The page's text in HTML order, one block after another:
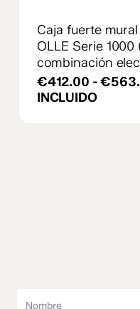
variantes.
Las
opciones
pueden
Caja fuerte
OLLE Serie 1000
combinación
€412.00 - €
INCLUIDO